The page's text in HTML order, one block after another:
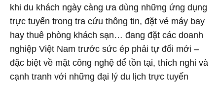
khi du khách ngày càng ưa dùng những ứng dụng
trực tuyến trong tra cứu thông tin, đặt vé máy bay
hay thuê phòng khách sạn… đang đặt các doanh
nghiệp Việt Nam trước sức ép phải tự đổi mới –
đặc biệt về mặt công nghệ để tồn tại, thích nghi và
cạnh tranh với những đại lý du lịch trực tuyến